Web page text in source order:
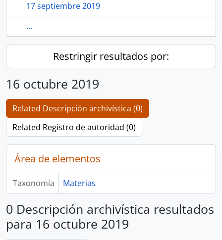
17 septiembre 2019
...
Restringir resultados por:
16 octubre 2019
Related Descripción archivística (0)
Related Registro de autoridad (0)
Área de elementos
Taxonomía Materias
0 Descripción archivística resultados
para 16 octubre 2019